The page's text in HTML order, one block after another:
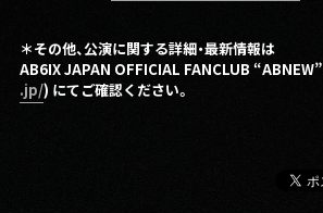
＊その他、公演に関する詳細・最新情報は
AB6IX JAPAN OFFICIAL FANCLUB “ABNEW”
.jp/) にてご確認ください。